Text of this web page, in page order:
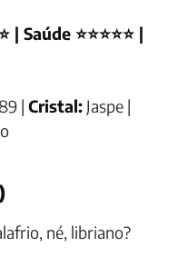
| Saúde ⭐⭐⭐⭐⭐ |
| Cristal: Jaspe |
né, libriano?